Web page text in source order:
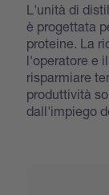
L'unità di
è progettata
proteine. La
l'operatore e
risparmiare
produttività
dall'impiego